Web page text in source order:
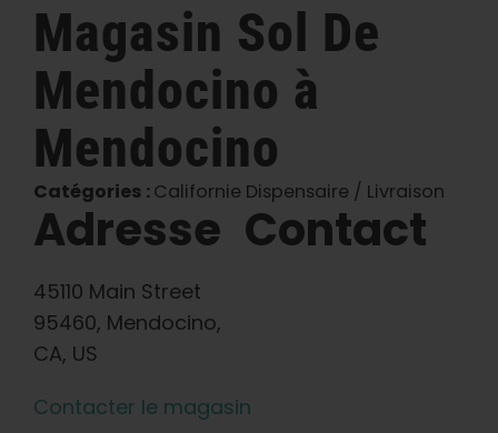
Français
Recherche
de
Magasin Sol De
Mendocino à
Mendocino
Catégories :Californie Dispensaire / Livraison
Adresse
45110 Main Street
95460, Mendocino,
CA, US
Contact
Contacter le magasin